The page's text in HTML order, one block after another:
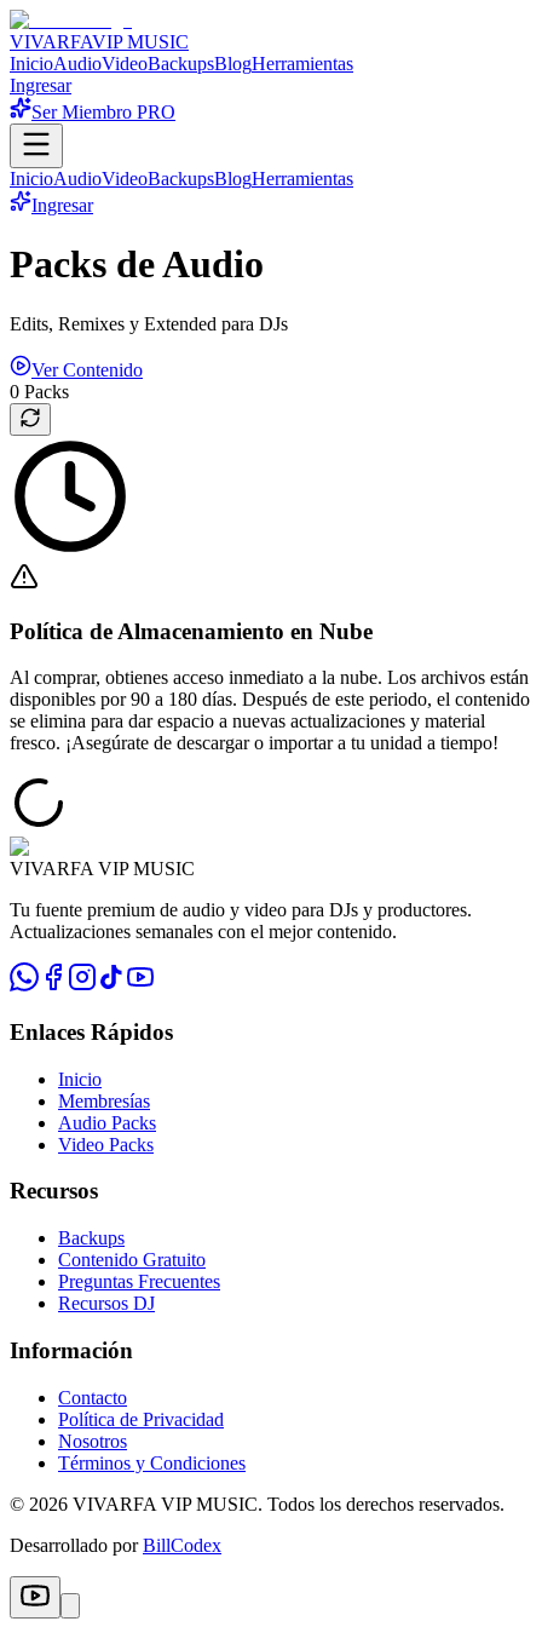
VIVARFAVIP MUSIC
InicioAudioVideoBackupsBlogHerramientas
Ingresar
Ser Miembro PRO
InicioAudioVideoBackupsBlogHerramientas
Ingresar
Packs de Audio
Edits, Remixes y Extended para DJs
Ver Contenido
0 Packs
Política de Almacenamiento en Nube
Al comprar, obtienes acceso inmediato a la nube. Los archivos están
disponibles por 90 a 180 días. Después de este periodo, el contenido
se elimina para dar espacio a nuevas actualizaciones y material
fresco. ¡Asegúrate de descargar o importar a tu unidad a tiempo!
VIVARFA VIP MUSIC
Tu fuente premium de audio y video para DJs y productores.
Actualizaciones semanales con el mejor contenido.
Enlaces Rápidos
Inicio
Membresías
Audio Packs
Video Packs
Recursos
Backups
Contenido Gratuito
Preguntas Frecuentes
Recursos DJ
Información
Contacto
Política de Privacidad
Nosotros
Términos y Condiciones
© 2026 VIVARFA VIP MUSIC. Todos los derechos reservados.
Desarrollado porBillCodex